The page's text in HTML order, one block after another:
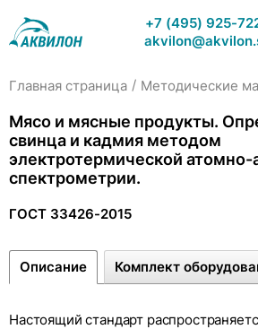
+7 (495) 925-
Главная страница / Методические
Мясо и мясные продукты.
свинца и кадмия методом
электротермической
спектрометрии.
ГОСТ 33426-2015
Описание Комплект
Настоящий стандарт